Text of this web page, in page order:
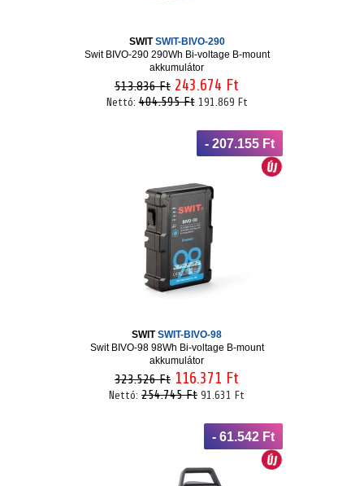
SWITSWIT-BIVO-290
Swit BIVO-290 290Wh Bi-voltage B-mount
akkumulátor
513.836 Ft 243.674 Ft
Nettó:404.595 Ft 191.869 Ft
- 207.155 Ft
SWITSWIT-BIVO-98
Swit BIVO-98 98Wh Bi-voltage B-mount
akkumulátor
323.526 Ft 116.371 Ft
Nettó: 254.745 Ft 91.631 Ft
- 61.542 Ft